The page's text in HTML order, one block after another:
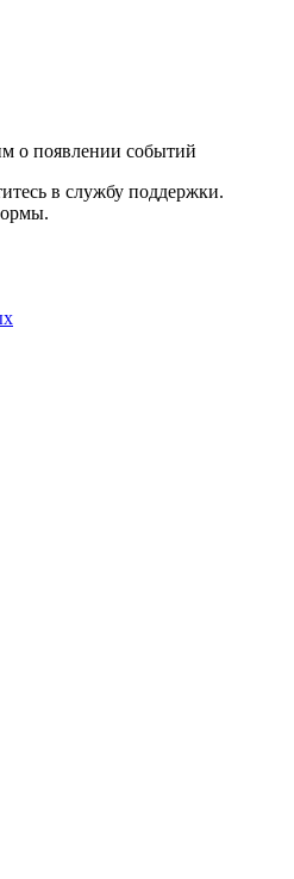
о появлении событий
в службу поддержки.